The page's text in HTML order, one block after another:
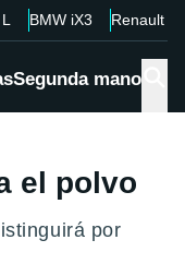
BMW iX3 Renault
Segunda mano
el polvo
por